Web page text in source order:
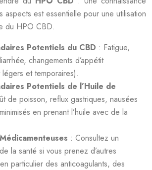
est essentielle pour une utilisation
du HPO CBD.
Potentiels du CBD : Fatigue,
changements d’appétit
et temporaires).
Potentiels de l’Huile de
de poisson, reflux gastriques, nausées
en prenant l’huile avec de la
: Consultez un
la santé si vous prenez d’autres
particulier des anticoagulants, des